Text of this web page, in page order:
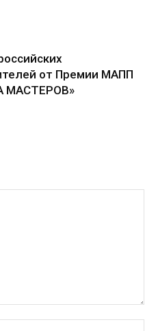
от Премии МАПП
МАСТЕРОВ»